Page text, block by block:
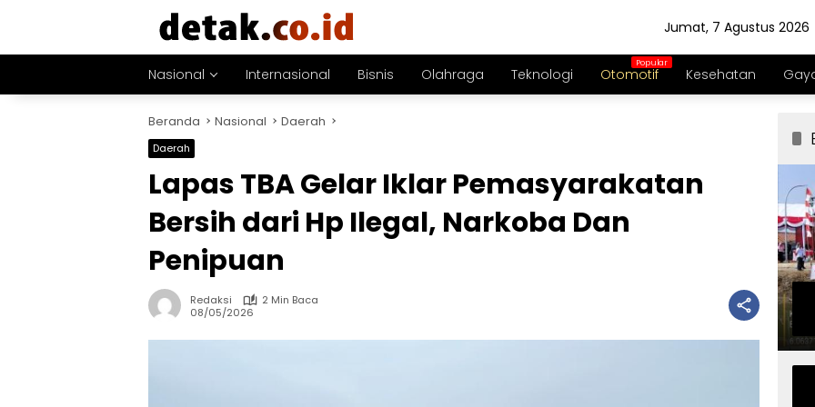
Jumat, 7 Agustus 2026
Nasional Internasional Bisnis Olahraga Teknologi Otomotif Kesehatan
Beranda Nasional Daerah
Daerah
Lapas TBA Gelar Iklar Pemasyarakatan
Bersih dari Hp Ilegal, Narkoba Dan
Penipuan
Redaksi
2 Min Baca
08/05/2026